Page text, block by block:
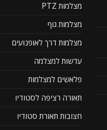
מצלמות PTZ
מצלמות גוף
מצלמות דרך לאופנועים
עדשות למצלמה
פלאשים למצלמות
תאורה רציפה לסטודיו
חצובות תאורת סטודיו